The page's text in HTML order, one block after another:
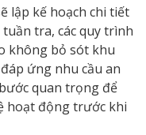
lập kế hoạch chi tiết
tra, các quy trình
không bỏ sót khu
ứng nhu cầu an
quan trọng để
hoạt động trước khi